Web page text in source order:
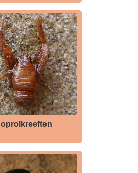
oprolkreeften